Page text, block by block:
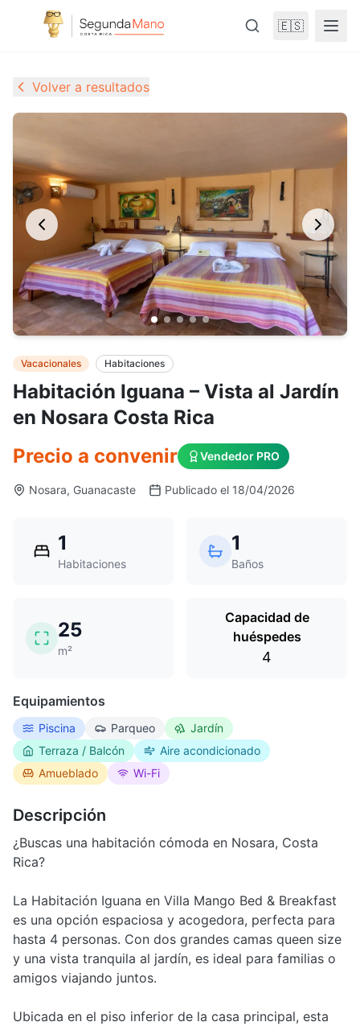
🇪🇸
Volver a resultados
Habitación Iguana – Vista al Jardín
en Nosara Costa Rica
Vacacionales Habitaciones
Precio a convenir Vendedor PRO
Nosara, Guanacaste Publicado el 18/04/2026
1
Habitaciones
1
Baños
25
m²
Capacidad de
huéspedes
4
Equipamientos
Piscina Parqueo
Jardín
Terraza / Balcón
Aire acondicionado
Amueblado
Wi-Fi
Descripción
¿Buscas una habitación cómoda en Nosara, Costa
Rica?
La Habitación Iguana en Villa Mango Bed & Breakfast
es una opción espaciosa y acogedora, perfecta para
hasta 4 personas. Con dos grandes camas queen size
y una vista tranquila al jardín, es ideal para familias o
amigos viajando juntos.
Ubicada en el piso inferior de la casa principal, esta